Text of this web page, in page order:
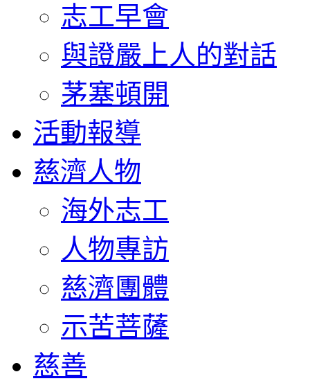
志工早會
與證嚴上人的對話
茅塞頓開
活動報導
慈濟人物
海外志工
人物專訪
慈濟團體
示苦菩薩
慈善